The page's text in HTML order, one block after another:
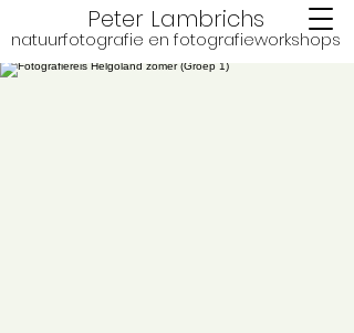
Peter Lambrichs
natuurfotografie en fotografieworkshops